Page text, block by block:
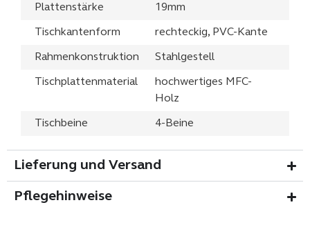
Plattenstärke 19mm
Tischkantenform rechteckig, PVC-Kante
Rahmenkonstruktion Stahlgestell
Tischplattenmaterial
hochwertiges MFC-
Holz
Tischbeine 4-Beine
Lieferung und Versand
Pflegehinweise